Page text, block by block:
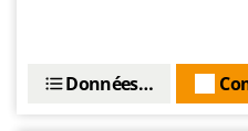
Données techniques